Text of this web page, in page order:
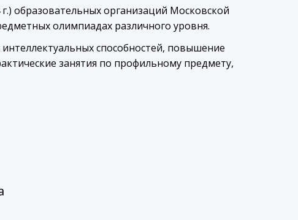
образовательных организаций Московской
олимпиадах различного уровня.
способностей, повышение
занятия по профильному предмету,